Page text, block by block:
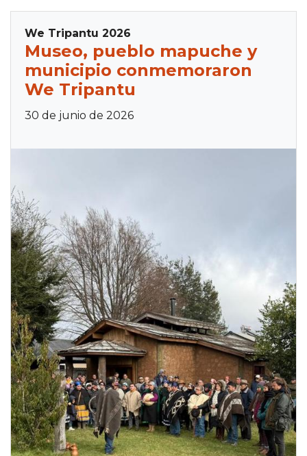
We Tripantu 2026
Museo, pueblo mapuche y
municipio conmemoraron
We Tripantu
30 de junio de 2026